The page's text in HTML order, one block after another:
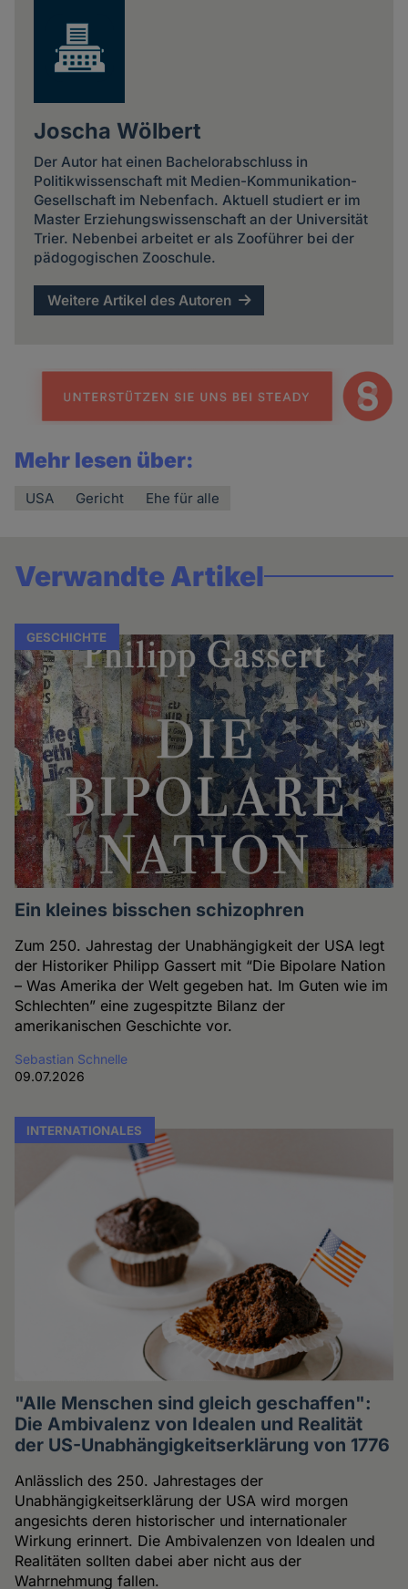
Joscha Wölbert
Der Autor hat einen Bachelorabschluss in
Politikwissenschaft mit Medien-Kommunikation-
Gesellschaft im Nebenfach. Aktuell studiert er im
Master Erziehungswissenschaft an der Universität
Trier. Nebenbei arbeitet er als Zooführer bei der
pädogogischen Zooschule.
Weitere Artikel des Autoren
Mehr lesen über:
USA Gericht Ehe für alle
Verwandte Artikel
GESCHICHTE
Ein kleines bisschen schizophren
Zum 250. Jahrestag der Unabhängigkeit der USA legt
der Historiker Philipp Gassert mit “Die Bipolare Nation
– Was Amerika der Welt gegeben hat. Im Guten wie im
Schlechten” eine zugespitzte Bilanz der
amerikanischen Geschichte vor.
Sebastian Schnelle
09.07.2026
INTERNATIONALES
"Alle Menschen sind gleich geschaffen":
Die Ambivalenz von Idealen und Realität
der US-Unabhängigkeitserklärung von 1776
Anlässlich des 250. Jahrestages der
Unabhängigkeitserklärung der USA wird morgen
angesichts deren historischer und internationaler
Wirkung erinnert. Die Ambivalenzen von Idealen und
Realitäten sollten dabei aber nicht aus der
Wahrnehmung fallen.